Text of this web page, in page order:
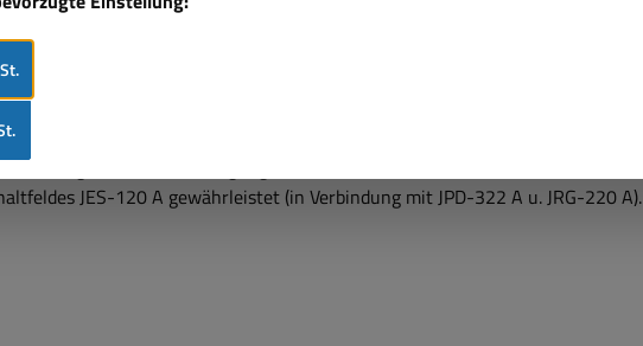
Verbindung mit dem
des Relaisfeldes JRG-220 A gewährleistet wird.
ständige Notstromversorgung der
JES-120 A gewährleistet (in Verbindung mit JPD-322 A u. JRG-220 A).